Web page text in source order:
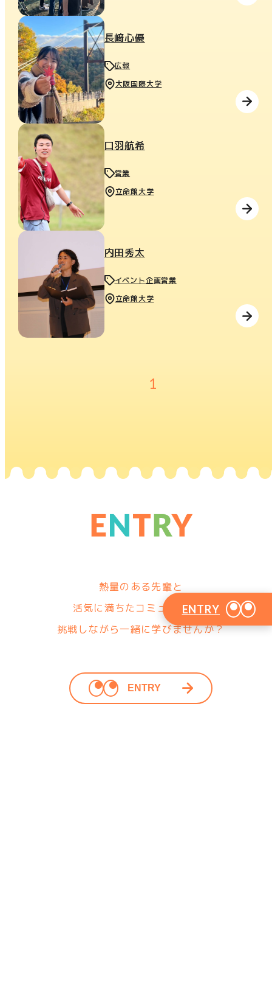
長﨑心優
広報
大阪国際大学
口羽航希
営業
立命館大学
内田秀太
イベント企画営業
立命館大学
1
熱量のある先輩と
活気に満ちたコミュニティで
挑戦しながら一緒に学びませんか？
ENTRY
ENTRY